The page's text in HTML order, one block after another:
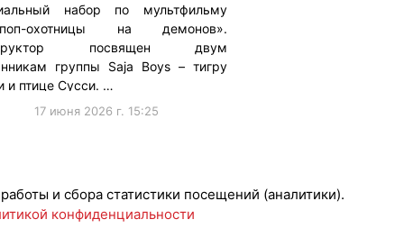
набор по мультфильму
поп-охотницы на демонов».
посвящен двум
группы Saja Boys – тигру
и птице Сусси. …
17 июня 2026 г. 15:25
и сбора статистики посещений (аналитики).
конфиденциальности